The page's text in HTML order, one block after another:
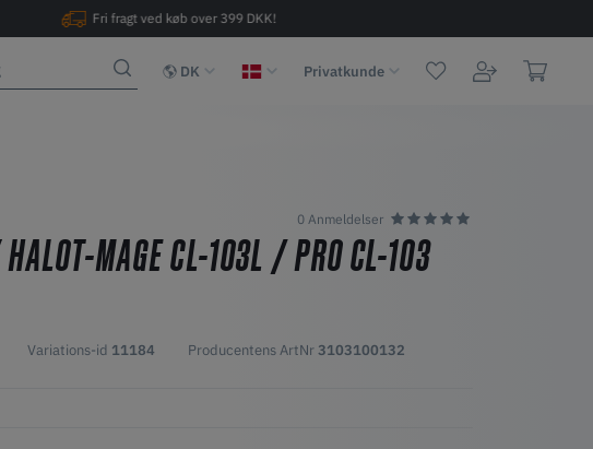
Fri fragt ved køb over 399 DKK!
DK Privatkunde
0 Anmeldelser
MAGE CL-103L / PRO CL-103
Variations-id 11184 Producentens ArtNr3103100132